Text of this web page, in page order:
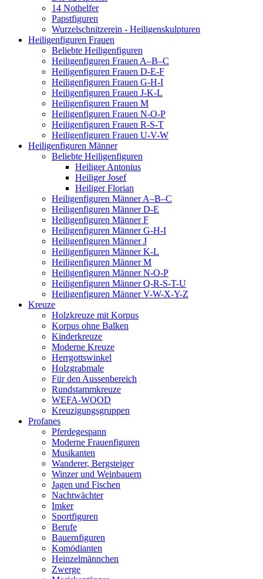
14 Nothelfer
Papstfiguren
Wurzelschnitzerein - Heiligenskulpturen
Heiligenfiguren Frauen
Beliebte Heiligenfiguren
Heiligenfiguren Frauen A–B–C
Heiligenfiguren Frauen D-E-F
Heiligenfiguren Frauen G-H-I
Heiligenfiguren Frauen J-K-L
Heiligenfiguren Frauen M
Heiligenfiguren Frauen N-O-P
Heiligenfiguren Frauen R-S-T
Heiligenfiguren Frauen U-V-W
Heiligenfiguren Männer
Beliebte Heiligenfiguren
Heiliger Antonius
Heiliger Josef
Heiliger Florian
Heiligenfiguren Männer A–B–C
Heiligenfiguren Männer D-E
Heiligenfiguren Männer F
Heiligenfiguren Männer G-H-I
Heiligenfiguren Männer J
Heiligenfiguren Männer K-L
Heiligenfiguren Männer M
Heiligenfiguren Männer N-O-P
Heiligenfiguren Männer Q-R-S-T-U
Heiligenfiguren Männer V-W-X-Y-Z
Kreuze
Holzkreuze mit Korpus
Korpus ohne Balken
Kinderkreuze
Moderne Kreuze
Herrgottswinkel
Holzgrabmale
Für den Aussenbereich
Rundstammkreuze
WEFA-WOOD
Kreuzigungsgruppen
Profanes
Pferdegespann
Moderne Frauenfiguren
Musikanten
Wanderer, Bergsteiger
Winzer und Weinbauern
Jagen und Fischen
Nachtwächter
Imker
Sportfiguren
Berufe
Bauernfiguren
Komödianten
Heinzelmännchen
Zwerge